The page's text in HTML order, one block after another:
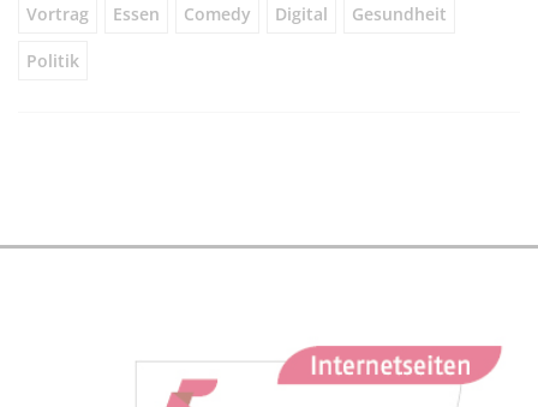
Vortrag Essen Comedy Digital Gesundheit
Politik